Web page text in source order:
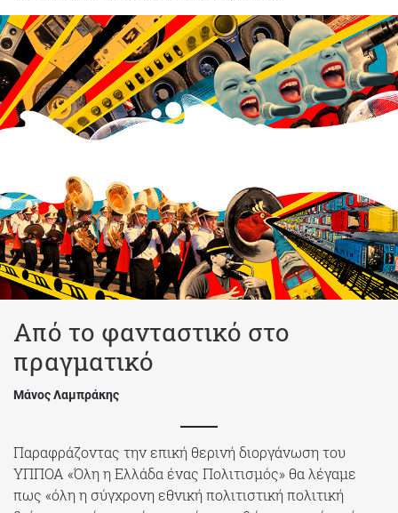
Από το φανταστικό στο
πραγματικό
Μάνος Λαμπράκης
Παραφράζοντας την επική θερινή διοργάνωση του
ΥΠΠΟΑ «Όλη η Ελλάδα ένας Πολιτισμός» θα λέγαμε
πως «όλη η σύγχρονη εθνική πολιτιστική πολιτική